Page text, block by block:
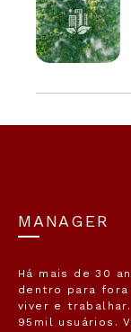
MANAGER
Há mais de 30
dentro para fora
viver e
95mil usuários.